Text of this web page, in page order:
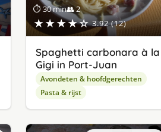
⏱ 30 min👥 2
★★★★☆ 3.92 (12)
Spaghetti carbonara à la
Gigi in Port-Juan
Avondeten & hoofdgerechten
Pasta & rijst